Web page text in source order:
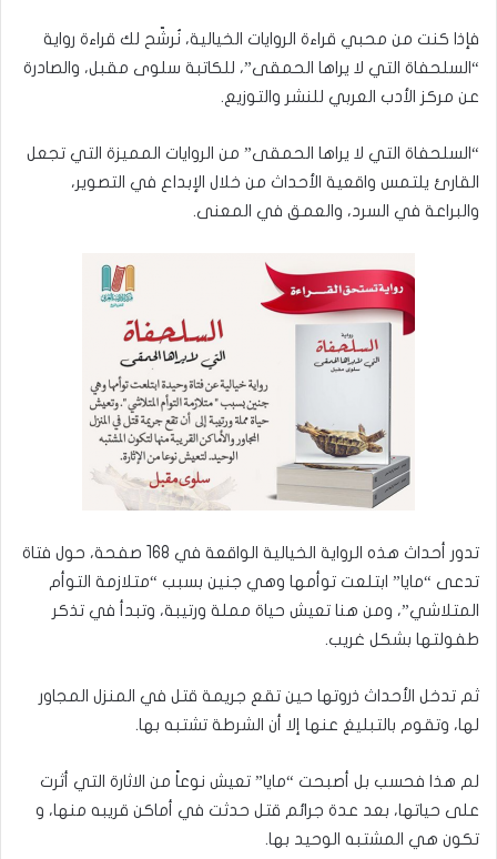
فإذا كنت من محبي قراءة الروايات الخيالية، نُرشّح لك قراءة رواية
“السلحفاة التي لا يراها الحمقى”، للكاتبة سلوى مقبل، والصادرة
عن مركز الأدب العربي للنشر والتوزيع.
“السلحفاة التي لا يراها الحمقى” من الروايات المميزة التي تجعل
القارئ يلتمس واقعية الأحداث من خلال الإبداع في التصوير،
والبراعة في السرد، والعمق في المعنى.
تدور أحداث هذه الرواية الخيالية الواقعة في 168 صفحة، حول فتاة
تدعى “مايا” ابتلعت توأمها وهي جنين بسبب “متلازمة التوأم
المتلاشي”، ومن هنا تعيش حياة مملة ورتيبة، وتبدأ في تذكر
طفولتها بشكل غريب.
ثم تدخل الأحداث ذروتها حين تقع جريمة قتل في المنزل المجاور
لها، وتقوم بالتبليغ عنها إلا أن الشرطة تشتبه بها.
لم هذا فحسب بل أصبحت “مايا” تعيش نوعاً من الاثارة التي أثرت
على حياتها، بعد عدة جرائم قتل حدثت في أماكن قريبه منها، و
تكون هي المشتبه الوحيد بها.